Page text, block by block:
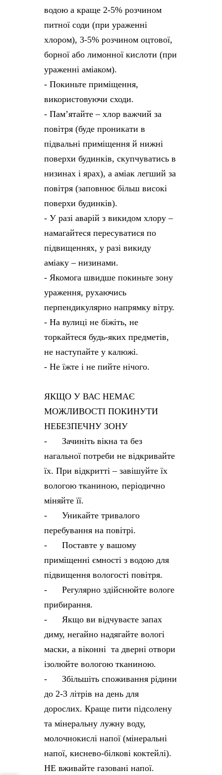
водою а краще 2-5% розчином
питної соди (при ураженні
хлором), 3-5% розчином оцтової,
борної або лимонної кислоти (при
ураженні аміаком).
- Покиньте приміщення,
використовуючи сходи.
- Памʼятайте – хлор важчий за
повітря (буде проникати в
підвальні приміщення й нижні
поверхи будинків, скупчуватись в
низинах і ярах), а аміак легший за
повітря (заповнює більш високі
поверхи будинків).
- У разі аварій з викидом хлору –
намагайтеся пересуватися по
підвищеннях, у разі викиду
аміаку – низинами.
- Якомога швидше покиньте зону
ураження, рухаючись
перпендикулярно напрямку вітру.
- На вулиці не біжіть, не
торкайтеся будь-яких предметів,
не наступайте у калюжі.
- Не їжте і не пийте нічого.
ЯКЩО У ВАС НЕМАЄ
МОЖЛИВОСТІ ПОКИНУТИ
НЕБЕЗПЕЧНУ ЗОНУ
- Зачиніть вікна та без
нагальної потреби не відкривайте
їх. При відкритті – завішуйте їх
вологою тканиною, періодично
міняйте її.
- Уникайте тривалого
перебування на повітрі.
- Поставте у вашому
приміщенні ємності з водою для
підвищення вологості повітря.
- Регулярно здійснюйте вологе
прибирання.
- Якщо ви відчуваєте запах
диму, негайно надягайте вологі
маски, а віконні та дверні отвори
ізолюйте вологою тканиною.
- Збільшіть споживання рідини
до 2-3 літрів на день для
дорослих. Краще пити підсолену
та мінеральну лужну воду,
молочнокислі напої (мінеральні
напої, киснево-білкові коктейлі).
НЕ вживайте газовані напої.